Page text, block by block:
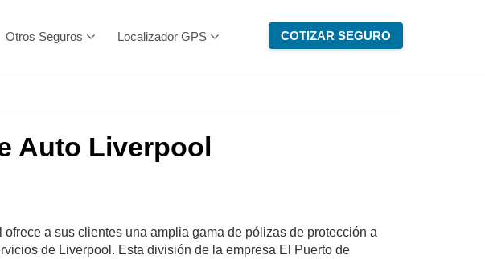
Otros Seguros Localizador GPS COTIZAR SEGURO
Auto Liverpool
a sus clientes una amplia gama de pólizas de protección a
de Liverpool. Esta división de la empresa El Puerto de